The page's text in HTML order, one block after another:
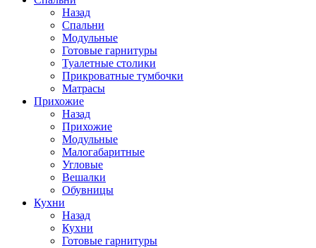
Назад
Спальни
Модульные
Готовые гарнитуры
Туалетные столики
Прикроватные тумбочки
Матрасы
Прихожие
Назад
Прихожие
Модульные
Малогабаритные
Угловые
Вешалки
Обувницы
Кухни
Назад
Кухни
Готовые гарнитуры